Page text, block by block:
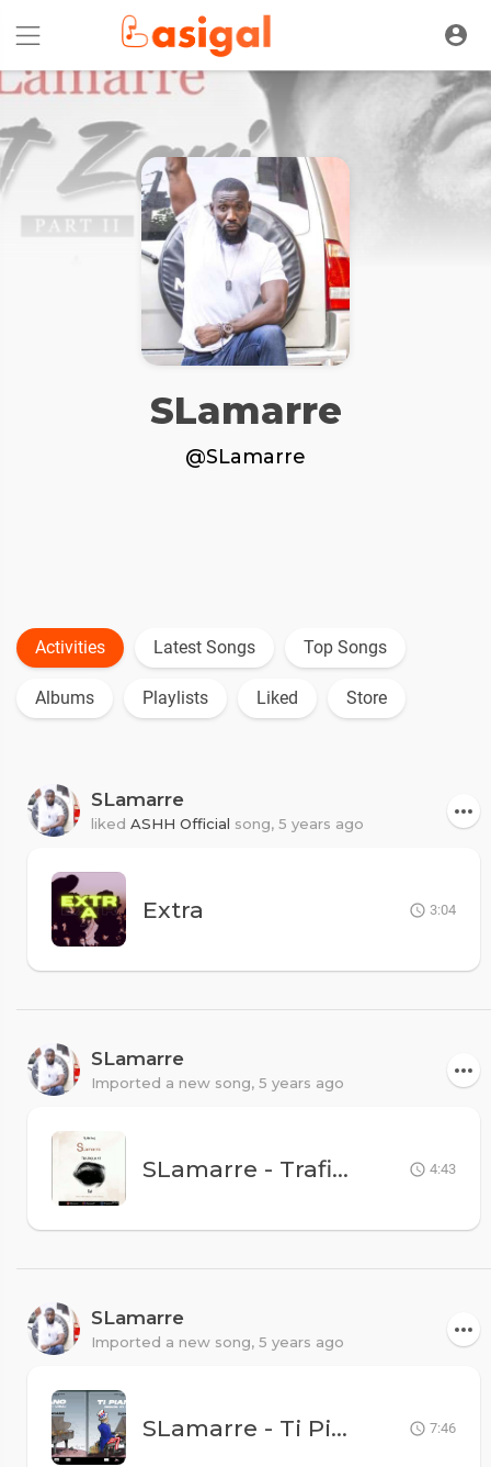
SLamarre
@SLamarre
Activities Latest Songs Top Songs
Albums Playlists Liked Store
SLamarre
liked ASHH Official song, 5 years ago
Extra 3:04
SLamarre
Imported a new song, 5 years ago
SLamarre - Trafiquant X Kensly Monestime, Clyde et Gamma 4:43
SLamarre
Imported a new song, 5 years ago
SLamarre - Ti Piano Made In USA 7:46